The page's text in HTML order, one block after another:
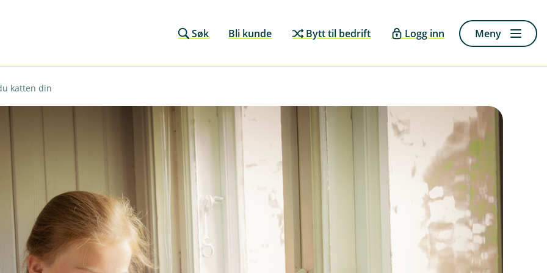
Søk Bli kunde Bytt til bedrift Logg inn Meny
katten din